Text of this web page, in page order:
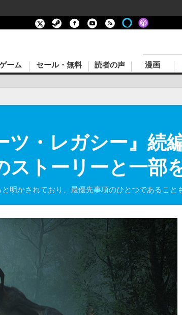
ーム セール・無料 読者の声 漫画
ツ・レガシー』続
ストーリーと一部
明かされており、最優先事項のひとつであること